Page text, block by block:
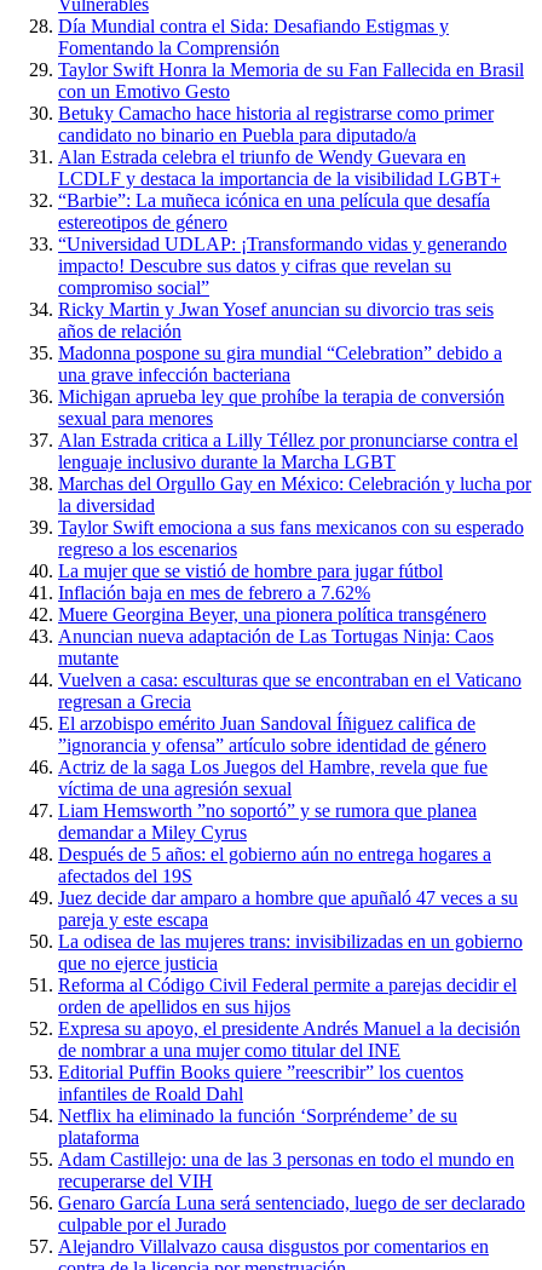
Vulnerables
Día Mundial contra el Sida: Desafiando Estigmas y
Fomentando la Comprensión
Taylor Swift Honra la Memoria de su Fan Fallecida en Brasil
con un Emotivo Gesto
Betuky Camacho hace historia al registrarse como primer
candidato no binario en Puebla para diputado/a
Alan Estrada celebra el triunfo de Wendy Guevara en
LCDLF y destaca la importancia de la visibilidad LGBT+
“Barbie”: La muñeca icónica en una película que desafía
estereotipos de género
“Universidad UDLAP: ¡Transformando vidas y generando
impacto! Descubre sus datos y cifras que revelan su
compromiso social”
Ricky Martin y Jwan Yosef anuncian su divorcio tras seis
años de relación
Madonna pospone su gira mundial “Celebration” debido a
una grave infección bacteriana
Michigan aprueba ley que prohíbe la terapia de conversión
sexual para menores
Alan Estrada critica a Lilly Téllez por pronunciarse contra el
lenguaje inclusivo durante la Marcha LGBT
Marchas del Orgullo Gay en México: Celebración y lucha por
la diversidad
Taylor Swift emociona a sus fans mexicanos con su esperado
regreso a los escenarios
La mujer que se vistió de hombre para jugar fútbol
Inflación baja en mes de febrero a 7.62%
Muere Georgina Beyer, una pionera política transgénero
Anuncian nueva adaptación de Las Tortugas Ninja: Caos
mutante
Vuelven a casa: esculturas que se encontraban en el Vaticano
regresan a Grecia
El arzobispo emérito Juan Sandoval Íñiguez califica de
”ignorancia y ofensa” artículo sobre identidad de género
Actriz de la saga Los Juegos del Hambre, revela que fue
víctima de una agresión sexual
Liam Hemsworth ”no soportó” y se rumora que planea
demandar a Miley Cyrus
Después de 5 años: el gobierno aún no entrega hogares a
afectados del 19S
Juez decide dar amparo a hombre que apuñaló 47 veces a su
pareja y este escapa
La odisea de las mujeres trans: invisibilizadas en un gobierno
que no ejerce justicia
Reforma al Código Civil Federal permite a parejas decidir el
orden de apellidos en sus hijos
Expresa su apoyo, el presidente Andrés Manuel a la decisión
de nombrar a una mujer como titular del INE
Editorial Puffin Books quiere ”reescribir” los cuentos
infantiles de Roald Dahl
Netflix ha eliminado la función ‘Sorpréndeme’ de su
plataforma
Adam Castillejo: una de las 3 personas en todo el mundo en
recuperarse del VIH
Genaro García Luna será sentenciado, luego de ser declarado
culpable por el Jurado
Alejandro Villalvazo causa disgustos por comentarios en